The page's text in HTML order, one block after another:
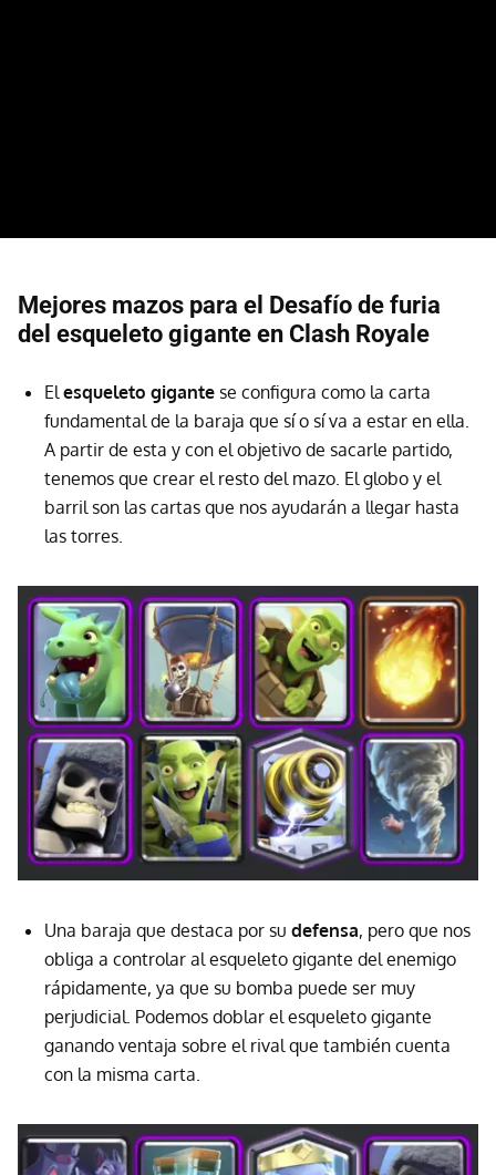
Mejores mazos para el Desafío de furia
del esqueleto gigante en Clash Royale
El esqueleto gigante se configura como la carta
fundamental de la baraja que sí o sí va a estar en ella.
A partir de esta y con el objetivo de sacarle partido,
tenemos que crear el resto del mazo. El globo y el
barril son las cartas que nos ayudarán a llegar hasta
las torres.
Una baraja que destaca por su defensa, pero que nos
obliga a controlar al esqueleto gigante del enemigo
rápidamente, ya que su bomba puede ser muy
perjudicial. Podemos doblar el esqueleto gigante
ganando ventaja sobre el rival que también cuenta
con la misma carta.